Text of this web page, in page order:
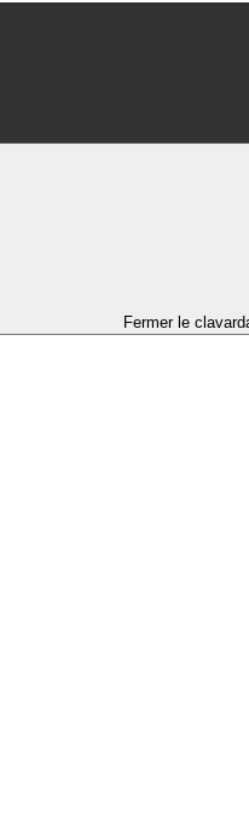
Fermer le